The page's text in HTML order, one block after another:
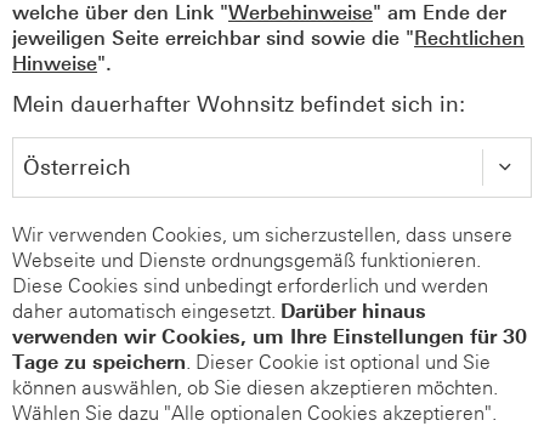
welche über den Link "Werbehinweise" am Ende der
jeweiligen Seite erreichbar sind sowie die "Rechtlichen
Hinweise".
Mein dauerhafter Wohnsitz befindet sich in:
Wir verwenden Cookies, um sicherzustellen, dass unsere
Webseite und Dienste ordnungsgemäß funktionieren.
Diese Cookies sind unbedingt erforderlich und werden
daher automatisch eingesetzt. Darüber hinaus
verwenden wir Cookies, um Ihre Einstellungen für 30
Tage zu speichern. Dieser Cookie ist optional und Sie
können auswählen, ob Sie diesen akzeptieren möchten.
Wählen Sie dazu "Alle optionalen Cookies akzeptieren".